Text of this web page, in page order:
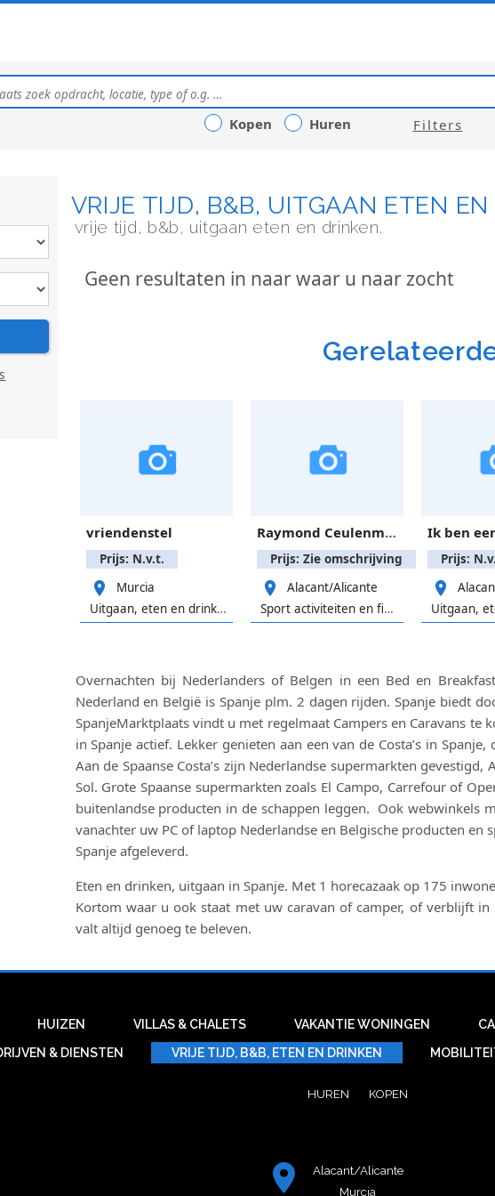
Kopen Huren Filters
VRIJE TIJD, B&B, UITGAAN ETEN EN
vrije tijd, b&b, uitgaan eten en drinken.
Geen resultaten in naar waar u naar zocht
vriendenstel
Prijs: N.v.t.
Murcia
Uitgaan, eten en drinken
Raymond Ceulenmans biljartkeu, merk Longoni.
Prijs: Zie omschrijving
Alacant/Alicante
Sport activiteiten en fitness
Prijs:
Overnachten bij Nederlanders of Belgen in een Bed en
Nederland en België is Spanje plm. 2 dagen rijden. Spanje biedt
SpanjeMarktplaats vindt u met regelmaat Campers en Caravans
in Spanje actief. Lekker genieten aan een van de Costa’s in
Aan de Spaanse Costa’s zijn Nederlandse supermarkten
Sol. Grote Spaanse supermarkten zoals El Campo, Carrefour of
buitenlandse producten in de schappen leggen. Ook webwinkels
vanachter uw PC of laptop Nederlandse en Belgische producten
Spanje afgeleverd.
Eten en drinken, uitgaan in Spanje. Met 1 horecazaak op 175
Kortom waar u ook staat met uw caravan of camper, of verblijft in
valt altijd genoeg te beleven.
HUIZEN VILLAS & CHALETS VAKANTIE WONINGEN
& DIENSTEN
VRIJE TIJD, B&B, ETEN EN DRINKEN
HUREN KOPEN
Alacant/Alicante
Murcia